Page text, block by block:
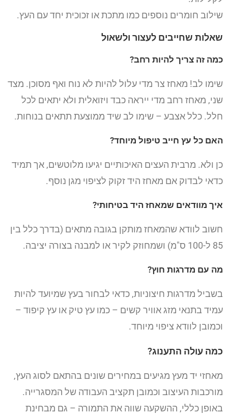
שילוב חומרים נוספים כמו מתכת או זכוכית יחד עם העץ.
שאלות שחייבים לעצור ולשאול
כמה זה צריך להיות רחב?
שימו לב! מאחז צר מדי עלול להיות לא נוח ואף מסוכן. מצד
שני, מאחז רחב מדי ייראה כבד ויזואלית ולא יתאים לכל
חלל. כלל אצבע – שימו לב שיד ממוצעת תתאים בנוחות.
האם כל עץ חייב טיפול מיוחד?
כן ולא. מרבית העצים האיכותיים יגיעו מלוטשים, אך תמיד
כדאי לבדוק אם מאחז היד זקוק לציפוי מגן נוסף.
איך מוודאים שמאחז היד בטיחותי?
חשוב לוודא שהמאחז מותקן בגובה מתאים (בדרך כלל בין
85 ל-100 ס"מ) ושמחוזק לקיר או למבנה בצורה יציבה.
מה עם מדרגות חוץ?
בשביל מדרגות חיצוניות, כדאי לבחור בעץ שמיועד להיות
עמיד בתנאי מזג אוויר קשים – כמו עץ טיק או עץ קיפוד –
וכמובן לוודא ציפוי מיוחד.
כמה עולה התענוג?
מאחזי יד מעץ מגיעים במחירים שונים בהתאם לסוג העץ,
מורכבות העיצוב וכמובן תקציב העבודה של המסגרייה.
באופן כללי, ההשקעה שווה את התמורה – גם מבחינת